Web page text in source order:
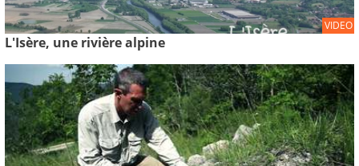
VIDEO
L'Isère, une rivière alpine